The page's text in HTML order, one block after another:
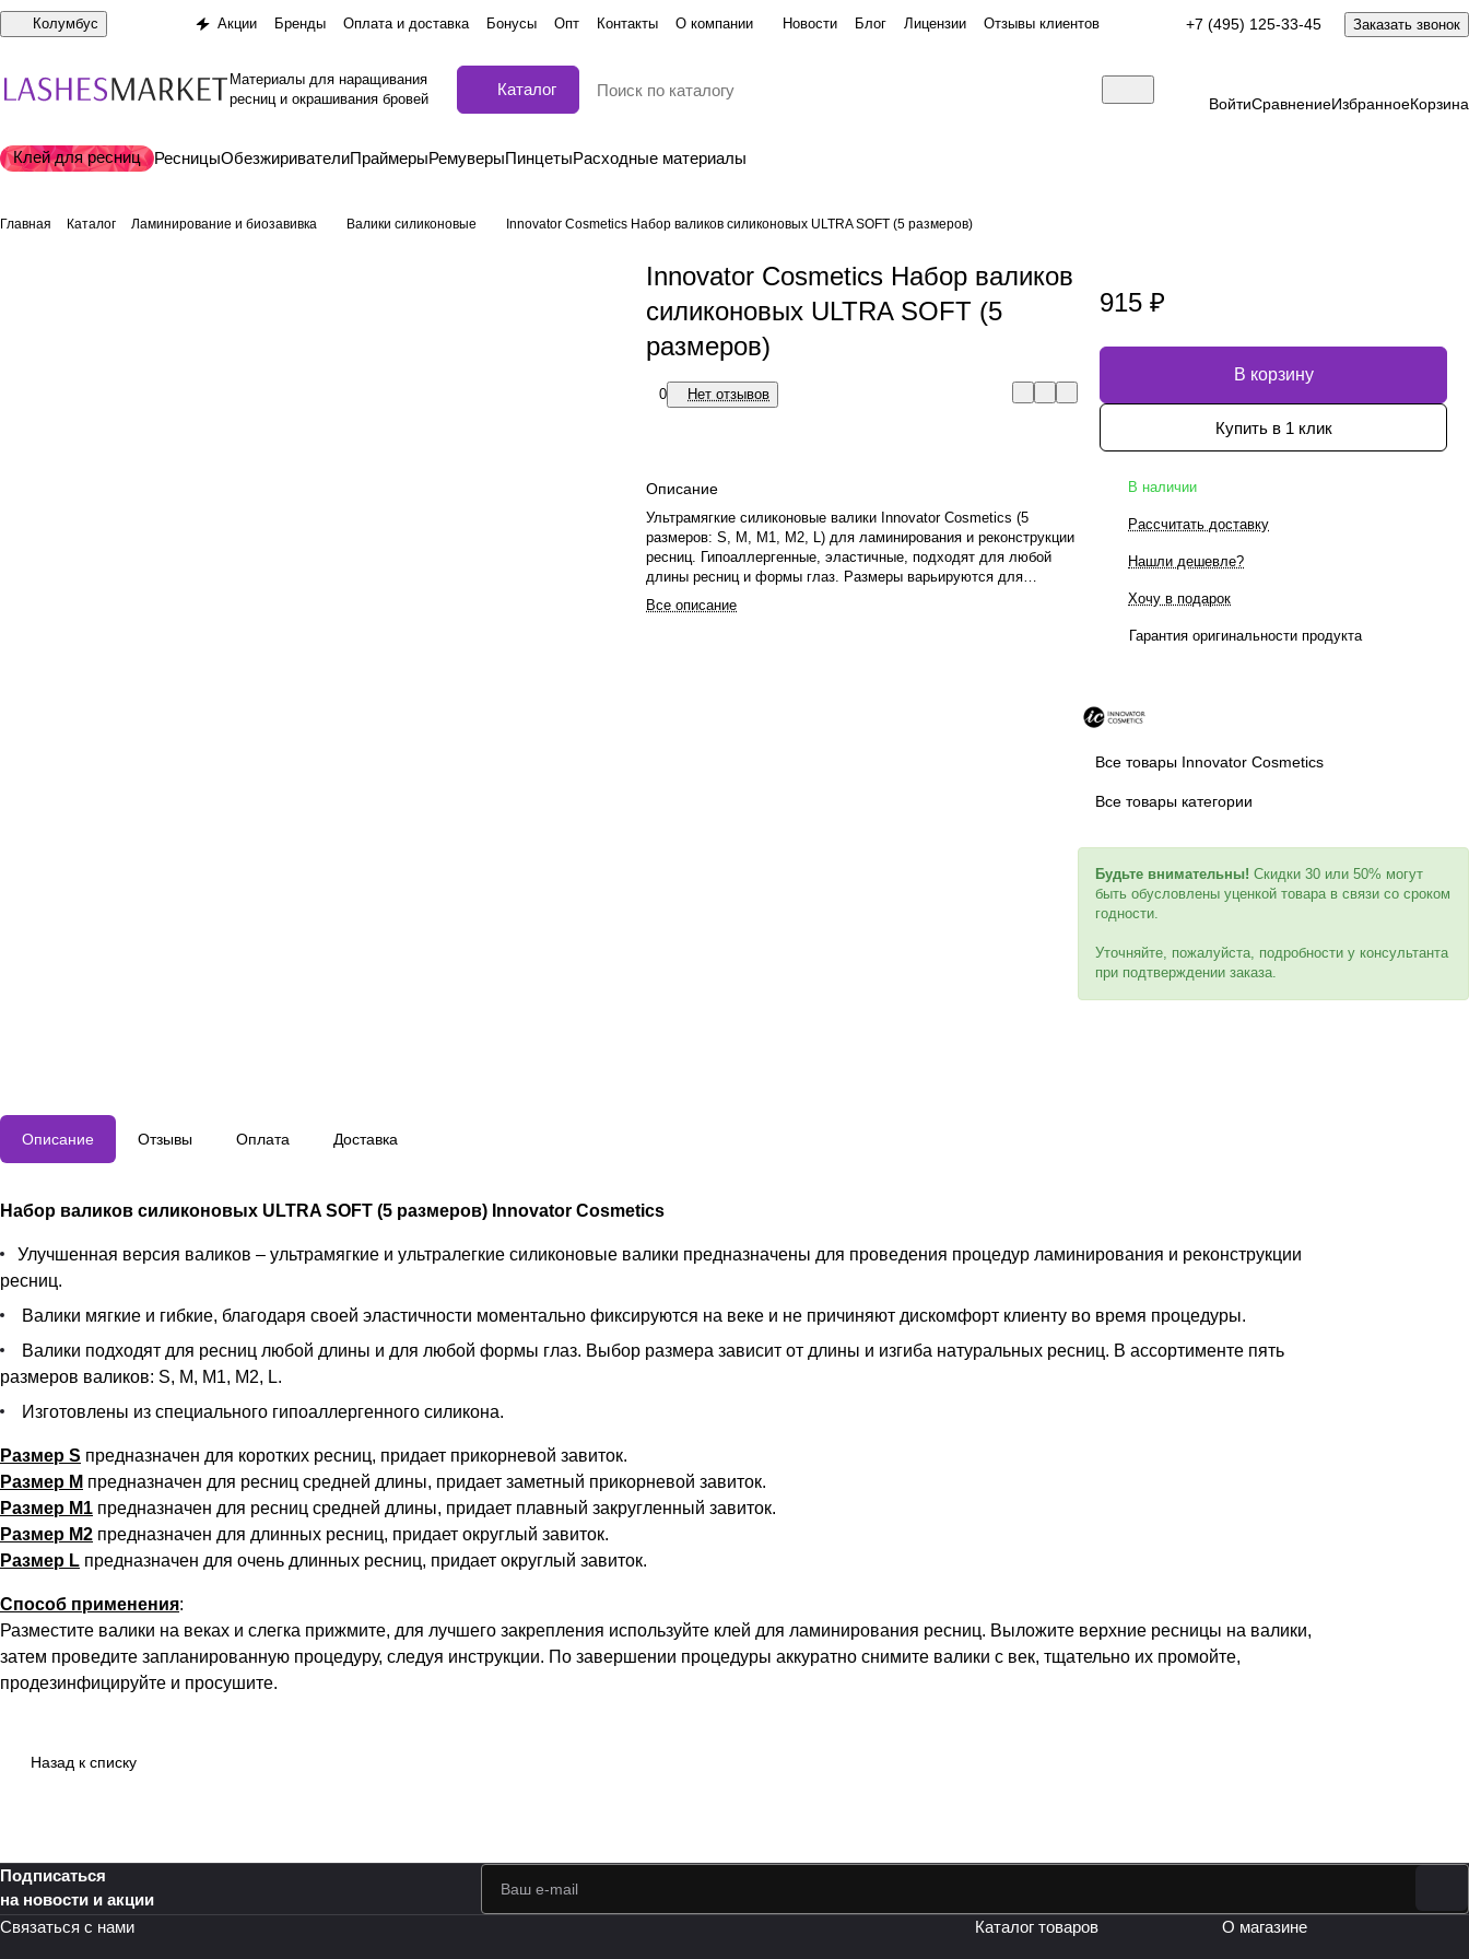
Колумбус Акции Бренды Оплата и доставка Бонусы Опт Контакты О компании Новости Блог Лицензии Отзывы клиентов +7 (495) 125-33-45 Заказать звонок
Материалы для наращивания
ресниц и окрашивания бровей
Каталог
ВойтиСравнениеИзбранноеКорзина
Клей для ресниц РесницыОбезжиривателиПраймерыРемуверыПинцетыРасходные материалы
Главная Каталог Ламинирование и биозавивка Валики силиконовые Innovator Cosmetics Набор валиков силиконовых ULTRA SOFT (5 размеров)
Innovator Cosmetics Набор валиков
силиконовых ULTRA SOFT (5
размеров)
0 Нет отзывов
Описание
Ультрамягкие силиконовые валики Innovator Cosmetics (5
размеров: S, M, M1, M2, L) для ламинирования и реконструкции
ресниц. Гипоаллергенные, эластичные, подходят для любой
длины ресниц и формы глаз. Размеры варьируются для
создания разных завитков в зависимости от длины ресниц.
Инструкция по применению прилагается.
Все описание
915 ₽
В корзину
Купить в 1 клик
В наличии
Рассчитать доставку
Нашли дешевле?
Хочу в подарок
Гарантия оригинальности продукта
Все товары Innovator Cosmetics
Все товары категории
Будьте внимательны! Скидки 30 или 50% могут
быть обусловлены уценкой товара в связи со сроком
годности.
Уточняйте, пожалуйста, подробности у консультанта
при подтверждении заказа.
Описание Отзывы Оплата Доставка
Набор валиков силиконовых ULTRA SOFT (5 размеров) Innovator Cosmetics
Улучшенная версия валиков – ультрамягкие и ультралегкие силиконовые валики предназначены для проведения процедур ламинирования и реконструкции
ресниц.
Валики мягкие и гибкие, благодаря своей эластичности моментально фиксируются на веке и не причиняют дискомфорт клиенту во время процедуры.
Валики подходят для ресниц любой длины и для любой формы глаз. Выбор размера зависит от длины и изгиба натуральных ресниц. В ассортименте пять
размеров валиков: S, M, M1, M2, L.
Изготовлены из специального гипоаллергенного силикона.
Размер S предназначен для коротких ресниц, придает прикорневой завиток.
Размер M предназначен для ресниц средней длины, придает заметный прикорневой завиток.
Размер M1 предназначен для ресниц средней длины, придает плавный закругленный завиток.
Размер M2 предназначен для длинных ресниц, придает округлый завиток.
Размер L предназначен для очень длинных ресниц, придает округлый завиток.
Способ применения:
Разместите валики на веках и слегка прижмите, для лучшего закрепления используйте клей для ламинирования ресниц. Выложите верхние ресницы на валики,
затем проведите запланированную процедуру, следуя инструкции. По завершении процедуры аккуратно снимите валики с век, тщательно их промойте,
продезинфицируйте и просушите.
Назад к списку
Подписаться
на новости и акции
Связаться с нами
Каталог товаров О магазине